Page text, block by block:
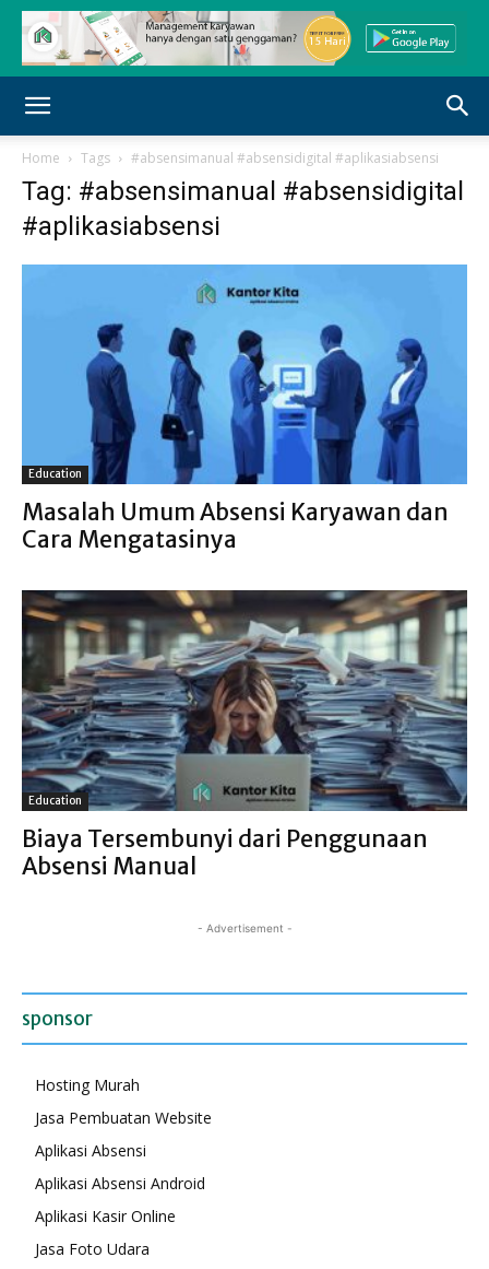
Home Tags #absensimanual #absensidigital #aplikasiabsensi
Tag: #absensimanual #absensidigital
#aplikasiabsensi
Education
Masalah Umum Absensi Karyawan dan
Cara Mengatasinya
Education
Biaya Tersembunyi dari Penggunaan
Absensi Manual
- Advertisement -
sponsor
Hosting Murah
Jasa Pembuatan Website
Aplikasi Absensi
Aplikasi Absensi Android
Aplikasi Kasir Online
Jasa Foto Udara